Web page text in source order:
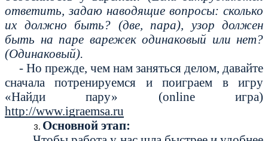
ответить, задаю наводящие вопросы: сколько
их должно быть? (две, пара), узор должен
быть на паре варежек одинаковый или нет?
(Одинаковый).
- Но прежде, чем нам заняться делом, давайте
сначала потренируемся и поиграем в игру
«Найди пару» (online игра)
http://www.igraemsa.ru
Основной этап: